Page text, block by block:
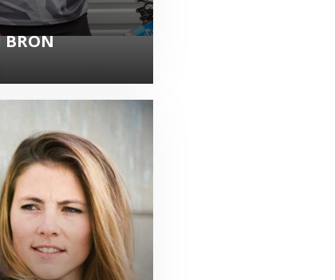
BRON